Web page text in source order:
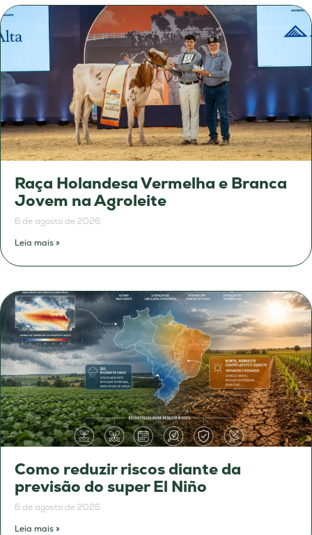
Raça Holandesa Vermelha e Branca
Jovem na Agroleite
6 de agosto de 2026
Leia mais »
Como reduzir riscos diante da
previsão do super El Niño
6 de agosto de 2026
Leia mais »